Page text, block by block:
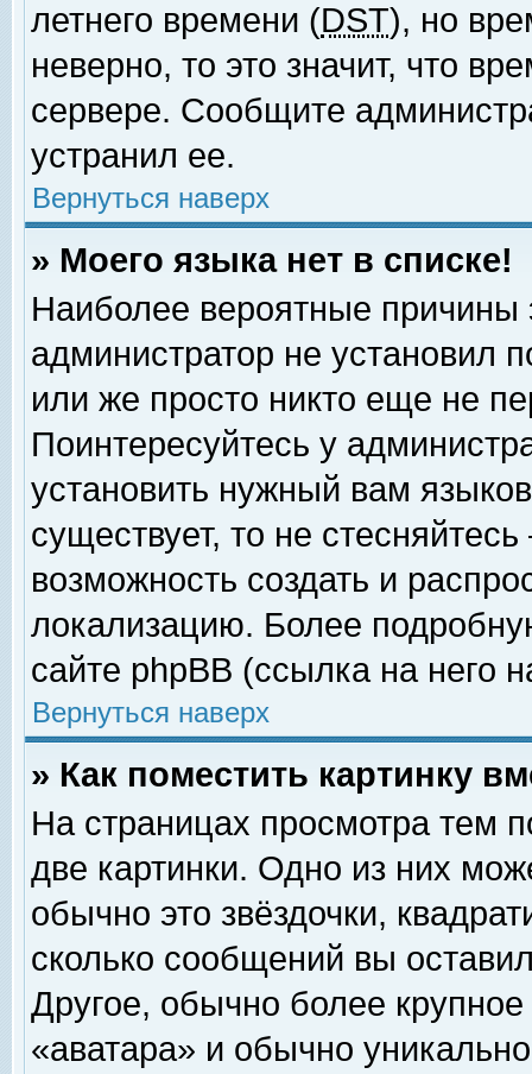
летнего времени (DST), но
неверно, то это значит, что
сервере. Сообщите
устранил ее.
Вернуться наверх
» Моего языка нет в списке!
Наиболее вероятные причины
администратор не установил
или же просто никто еще не
Поинтересуйтесь у
установить нужный вам
существует, то не
возможность создать и
локализацию. Более
сайте phpBB (ссылка на него
Вернуться наверх
» Как поместить картинку
На страницах просмотра тем
две картинки. Одно из них
обычно это звёздочки,
сколько сообщений вы
Другое, обычно более
«аватара» и обычно